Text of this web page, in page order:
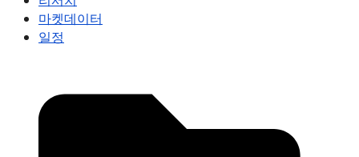
마켓데이터
일정